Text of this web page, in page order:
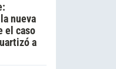
nueva
el caso
a